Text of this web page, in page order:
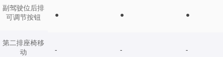
副驾驶位后排
可调节按钮
第二排座椅移
动
● ● ●
- - -